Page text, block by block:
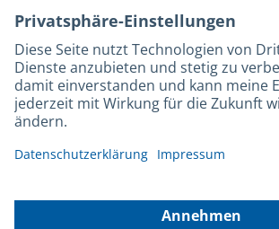
Barrierefreiheit
Leichte Sprache
Gebärdensprache
Datenschutz
Kontakt